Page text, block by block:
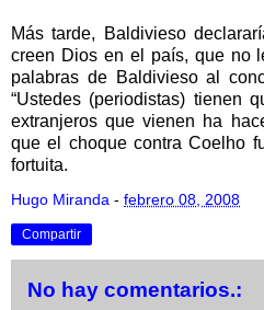
Más tarde, Baldivieso
creen Dios en el país, que no
palabras de Baldivieso al
“Ustedes (periodistas) tienen
extranjeros que vienen ha
que el choque contra Coelho
fortuita.
Hugo Miranda - febrero 08, 2008
Compartir
No hay comentarios.: